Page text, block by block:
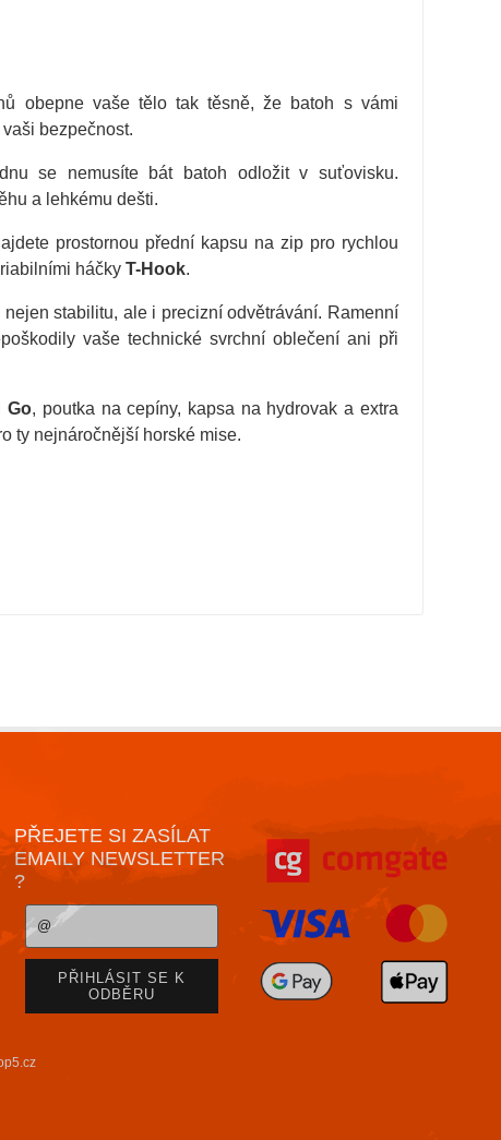
obepne vaše tělo tak těsně, že batoh s vámi
bezpečnost.
se nemusíte bát batoh odložit v suťovisku.
a lehkému dešti.
prostornou přední kapsu na zip pro rychlou
háčky T-Hook.
stabilitu, ale i precizní odvětrávání. Ramenní
vaše technické svrchní oblečení ani při
Go, poutka na cepíny, kapsa na hydrovak a extra
ty nejnáročnější horské mise.
PŘEJETE SI ZASÍLAT
EMAILY NEWSLETTER
?